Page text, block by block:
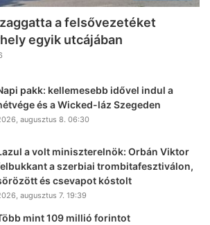
a felsővezetéket
egyik utcájában
pakk: kellemesebb idővel indul a
és a Wicked-láz Szegeden
augusztus 8. 06:30
a volt miniszterelnök: Orbán Viktor
a szerbiai trombitafesztiválon,
és csevapot kóstolt
augusztus 7. 19:39
mint 109 millió forintot